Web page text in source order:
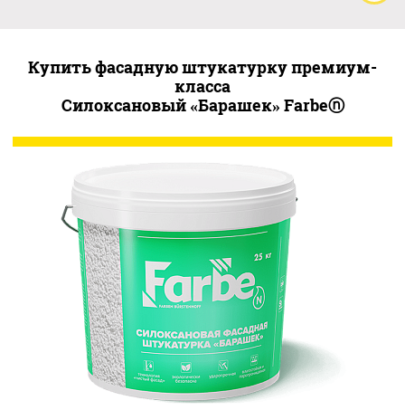
Купить фасадную штукатурку премиум-
класса
Силоксановый «Барашек» Farbeⓝ